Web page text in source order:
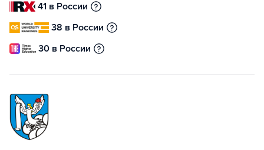
41 в России
38 в России
30 в России